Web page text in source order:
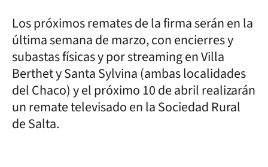
Los próximos remates de la firma serán en la
última semana de marzo, con encierres y
subastas físicas y por streaming en Villa
Berthet y Santa Sylvina (ambas localidades
del Chaco) y el próximo 10 de abril realizarán
un remate televisado en la Sociedad Rural
de Salta.